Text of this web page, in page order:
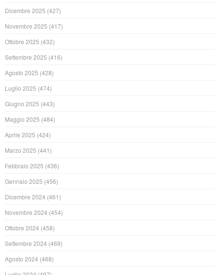
Dicembre 2025 (427)
Novembre 2025 (417)
Ottobre 2025 (432)
Settembre 2025 (416)
Agosto 2025 (428)
Luglio 2025 (474)
Giugno 2025 (443)
Maggio 2025 (484)
Aprile 2025 (424)
Marzo 2025 (441)
Febbraio 2025 (436)
Gennaio 2025 (456)
Dicembre 2024 (461)
Novembre 2024 (454)
Ottobre 2024 (458)
Settembre 2024 (469)
Agosto 2024 (468)